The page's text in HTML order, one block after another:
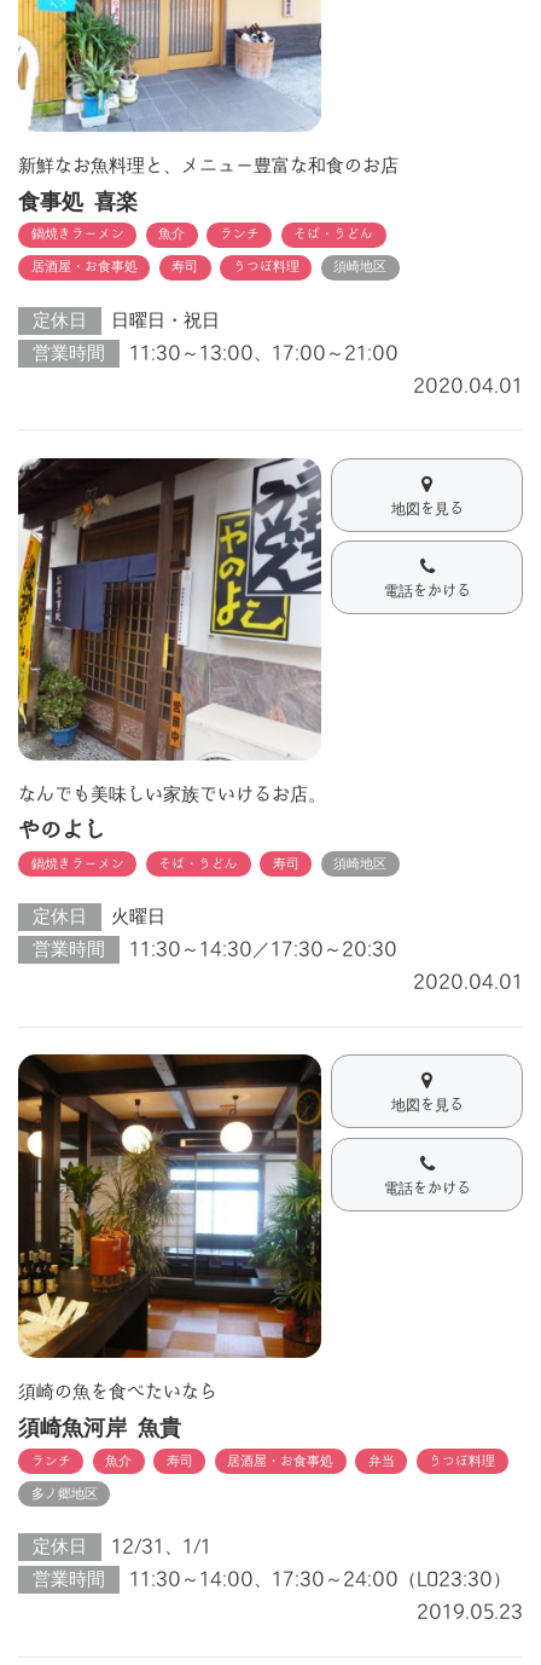
新鮮なお魚料理と、メニュー豊富な和食のお店
食事処 喜楽
鍋焼きラーメン 魚介 ランチ そば・うどん
居酒屋・お食事処 寿司 うつぼ料理 須崎地区
定休日
日曜日・祝日
営業時間
11:30～13:00、17:00～21:00
2020.04.01
地図を見る
電話をかける
なんでも美味しい家族でいけるお店。
やのよし
鍋焼きラーメン そば・うどん 寿司 須崎地区
定休日
火曜日
営業時間
11:30～14:30／17:30～20:30
2020.04.01
地図を見る
電話をかける
須崎の魚を食べたいなら
須崎魚河岸 魚貴
ランチ 魚介 寿司 居酒屋・お食事処 弁当 うつぼ料理
多ノ郷地区
定休日
12/31、1/1
営業時間
11:30～14:00、17:30～24:00（LO23:30）
2019.05.23